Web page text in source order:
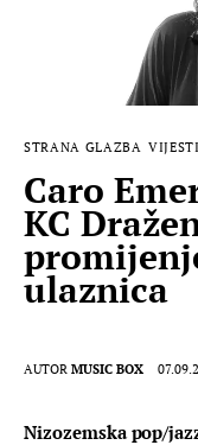
FILM
MUSIC
STRANA GLAZBA VIJESTI
Caro
KC
ulaznica
AUTOR MUSIC BOX
Nizozemska pop/